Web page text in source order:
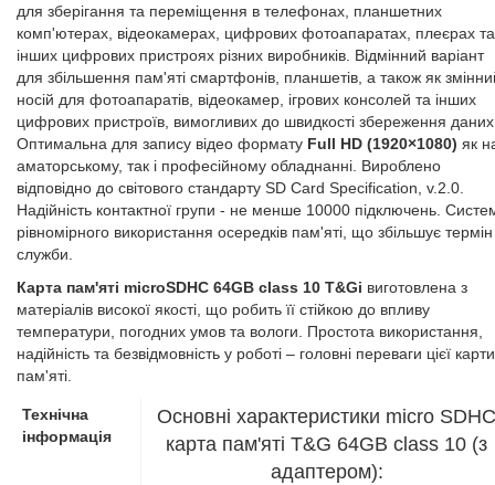
для зберігання та переміщення в телефонах, планшетних
комп'ютерах, відеокамерах, цифрових фотоапаратах, плеєрах та
інших цифрових пристроях різних виробників. Відмінний варіант
для збільшення пам'яті смартфонів, планшетів, а також як
носій для фотоапаратів, відеокамер, ігрових консолей та інших
цифрових пристроїв, вимогливих до швидкості збереження
Оптимальна для запису відео формату Full HD (1920×1080) як
аматорському, так і професійному обладнанні. Вироблено
відповідно до світового стандарту SD Сard Specification, v.2.0.
Надійність контактної групи - не менше 10000 підключень.
рівномірного використання осередків пам'яті, що збільшує термін
служби.
Карта пам'яті microSDHC 64GB class 10 T&Gi виготовлена з
матеріалів високої якості, що робить її стійкою до впливу
температури, погодних умов та вологи. Простота використання,
надійність та безвідмовність у роботі – головні переваги цієї карти
пам'яті.
Технічна
інформація
Основні характеристики micro SDHC
карта пам'яті T&G 64GB class 10 (з
адаптером):